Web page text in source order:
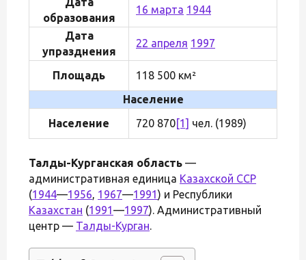
образования
16 марта 1944
Дата
упразднения
22 апреля 1997
Площадь
118 500 км²
Население
Население
720 870[1] чел. (1989)
Талды-Курганская область —
административная единица Казахской ССР
(1944—1956, 1967—1991) и Республики
Казахстан (1991—1997). Административный
центр — Талды-Курган.